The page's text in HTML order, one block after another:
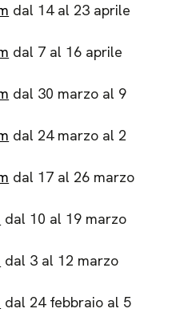
dal 14 al 23 aprile
dal 7 al 16 aprile
dal 30 marzo al 9
dal 24 marzo al 2
dal 17 al 26 marzo
dal 10 al 19 marzo
dal 3 al 12 marzo
dal 24 febbraio al 5